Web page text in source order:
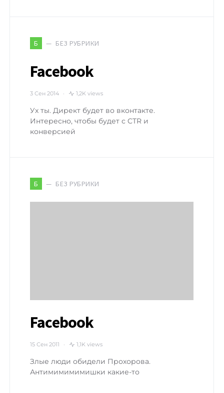
Б БЕЗ РУБРИКИ
Facebook
3 Сен 2014 1,2K views
Ух ты. Директ будет во вконтакте.
Интересно, чтобы будет с CTR и
конверсией
Б БЕЗ РУБРИКИ
Facebook
15 Сен 2011 1,1K views
Злые люди обидели Прохорова.
Антимимимимишки какие-то